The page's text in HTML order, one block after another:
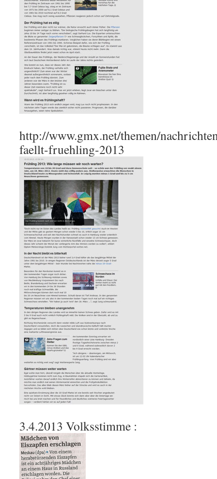
http://www.gmx.net/themen/
faellt-fruehling-2013
3.4.2013 Volksstimme :